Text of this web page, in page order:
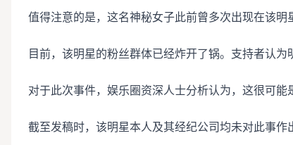
值得注意的是，这名神秘女子此前曾多次出现在该
目前，该明星的粉丝群体已经炸开了锅。支持者认
对于此次事件，娱乐圈资深人士分析认为，这很可
截至发稿时，该明星本人及其经纪公司均未对此事